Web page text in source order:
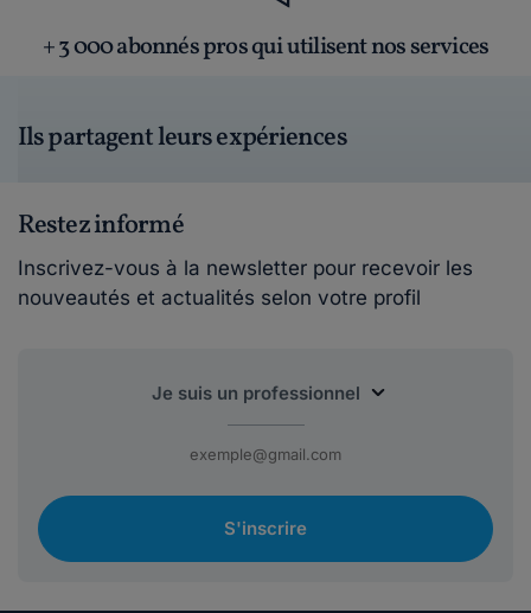
+ 3 000 abonnés pros qui utilisent nos services
Ils partagent leurs expériences
Restez informé
Inscrivez-vous à la newsletter pour recevoir les
nouveautés et actualités selon votre profil
S'inscrire